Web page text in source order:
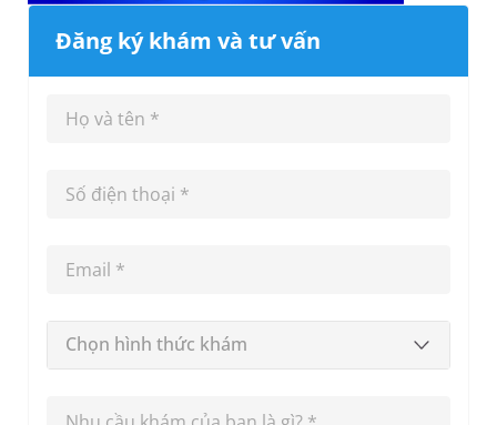
Đăng ký khám và tư vấn
Chọn hình thức khám